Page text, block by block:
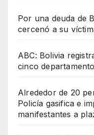
Por una deuda de
cercenó a su
ABC: Bolivia
cinco
Alrededor de 20
Policía gasifica e
manifestantes a